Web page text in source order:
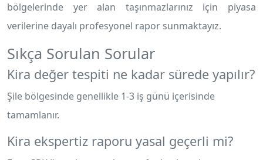
bölgelerinde yer alan taşınmazlarınız için piyasa
verilerine dayalı profesyonel rapor sunmaktayız.
Sıkça Sorulan Sorular
Kira değer tespiti ne kadar sürede yapılır?
Şile bölgesinde genellikle 1-3 iş günü içerisinde
tamamlanır.
Kira ekspertiz raporu yasal geçerli mi?